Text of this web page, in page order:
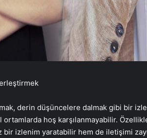
derin düşüncelere dalmak gibi bir
hoş karşılanmayabilir.
bir izlenim yaratabilir hem de iletişimi